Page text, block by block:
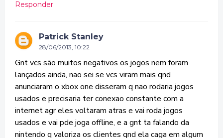
Responder
Patrick Stanley
28/06/2013, 10:22
Gnt vcs são muitos negativos os jogos nem foram
lançados ainda, nao sei se vcs viram mais qnd
anunciaram o xbox one disseram q nao rodaria jogos
usados e precisaria ter conexao constante com a
internet agr eles voltaram atras e vai roda jogos
usados e vai pde joga offline, e a gnt ta falando da
nintendo q valoriza os clientes qnd ela caga em algum